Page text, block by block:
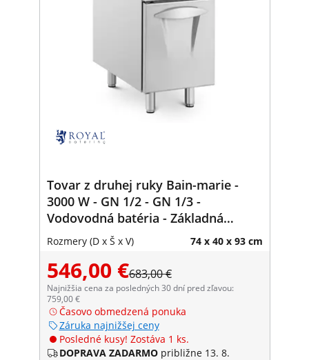
Tovar z druhej ruky Bain-marie -
3000 W - GN 1/2 - GN 1/3 -
Vodovodná batéria - Základná
jednotka (40 x 73 cm) - Royal
Catering
Rozmery (D x Š x V) 74 x 40 x 93 cm
546,00 €683,00 €
Najnižšia cena za posledných 30 dní pred zľavou:
759,00 €
Časovo obmedzená ponuka
Záruka najnižšej ceny
Posledné kusy! Zostáva 1 ks.
DOPRAVA ZADARMO približne 13. 8.